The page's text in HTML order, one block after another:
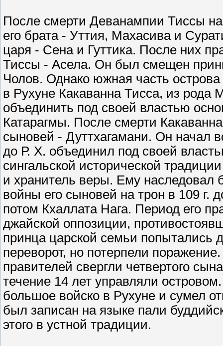
После смерти Деванампии Тиссы
его брата - Уттия, Махасива и
царя - Сена и Гуттика. После них
Тиссы - Асела. Он был смещен
Чолов. Однако южная часть
в Рухуне Какаванна Тисса, из
объединить под своей властью
Катарагмы. После смерти
сыновей - Дуттхагамани. Он начал
до Р. Х. объединил под своей
сингальской исторической
и хранитель веры. Ему наследовал
войны его сыновей на трон в 109 г.
потом Кхаллата Нага. Период его
джайской оппозиции,
принца царской семьи попытались
переворот, но потерпели
правителей свергли четвертого
течение 14 лет управляли
большое войско в Рухуне и сумел
был записан на языке пали
этого в устной традиции.